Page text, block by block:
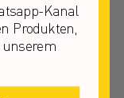
Kanal
Produkten,